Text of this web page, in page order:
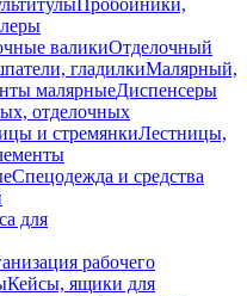
Пробойники,
валикиОтделочный
гладилкиМалярный,
малярныеДиспенсеры
отделочных
и стремянкиЛестницы,
Спецодежда и средства
для
рабочего
Кейсы, ящики для